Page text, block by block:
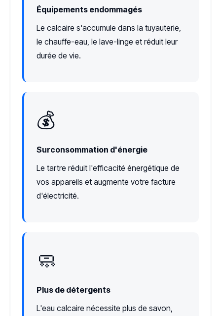
Équipements endommagés
Le calcaire s'accumule dans la tuyauterie,
le chauffe-eau, le lave-linge et réduit leur
durée de vie.
💰
Surconsommation d'énergie
Le tartre réduit l'efficacité énergétique de
vos appareils et augmente votre facture
d'électricité.
🧼
Plus de détergents
L'eau calcaire nécessite plus de savon,